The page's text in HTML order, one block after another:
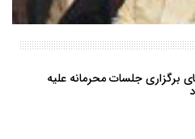
برگزاری جلسات محرمانه علیه